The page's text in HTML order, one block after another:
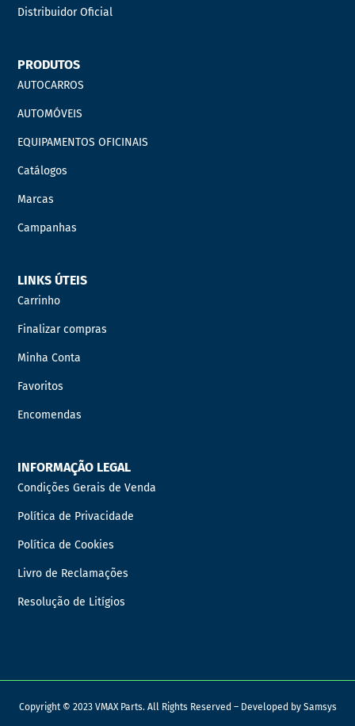
Distribuidor Oficial
PRODUTOS
AUTOCARROS
AUTOMÓVEIS
EQUIPAMENTOS OFICINAIS
Catálogos
Marcas
Campanhas
LINKS ÚTEIS
Carrinho
Finalizar compras
Minha Conta
Favoritos
Encomendas
INFORMAÇÃO LEGAL
Condições Gerais de Venda
Política de Privacidade
Política de Cookies
Livro de Reclamações
Resolução de Litígios
Copyright © 2023 VMAX Parts. All Rights Reserved – Developed by Samsys